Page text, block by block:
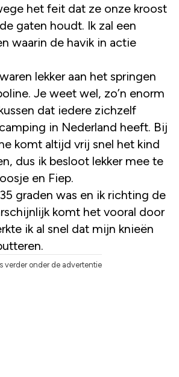
het feit dat ze onze kroost
gaten houdt. Ik zal een
waarin de havik in actie
lekker aan het springen
Je weet wel, zo’n enorm
dat iedere zichzelf
in Nederland heeft. Bij
komt altijd vrij snel het kind
dus ik besloot lekker mee te
en Fiep.
graden was en ik richting de
komt het vooral door
ik al snel dat mijn knieën
verder onder de advertentie